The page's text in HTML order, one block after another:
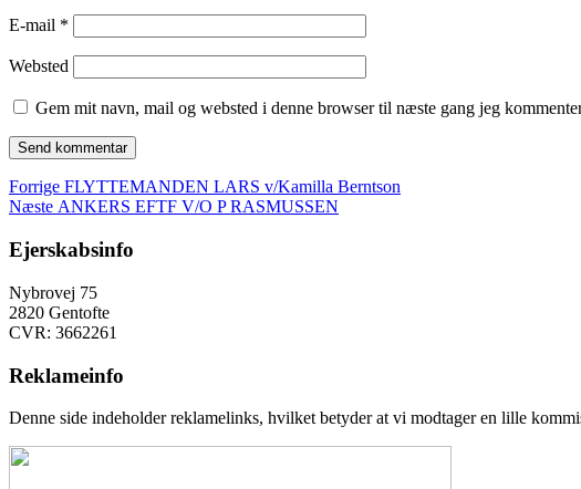
E-mail *
Websted
Gem mit navn, mail og websted i denne browser til næste gang jeg
Indlægsnavigation
Forrige Forrige
indlæg:
FLYTTEMANDEN LARS v/Kamilla Berntson
Næste Næste
ANKERS EFTF V/O P RASMUSSEN
Ejerskabsinfo
Nybrovej 75
2820 Gentofte
CVR: 3662261
Reklameinfo
Denne side indeholder reklamelinks, hvilket betyder at vi modtager en lille